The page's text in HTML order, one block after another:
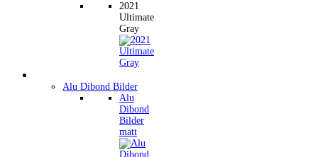
2021
Ultimate
Gray
Alu Dibond Bilder
Alu
Dibond
Bilder
matt